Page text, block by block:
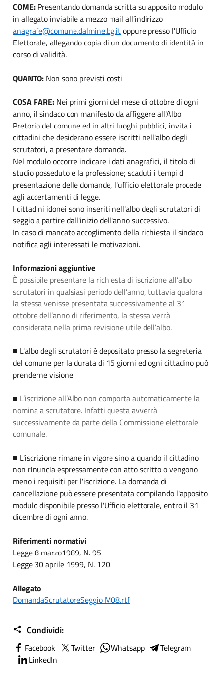
COME: Presentando domanda scritta su apposito modulo
in allegato inviabile a mezzo mail all’indirizzo
anagrafe@comune.dalmine.bg.itoppure presso l'Ufficio
Elettorale, allegando copia di un documento di identità in
corso di validità.
QUANTO: Non sono previsti costi
COSA FARE: Nei primi giorni del mese di ottobre di ogni
anno, il sindaco con manifesto da affiggere all'Albo
Pretorio del comune ed in altri luoghi pubblici, invita i
cittadini che desiderano essere iscritti nell'albo degli
scrutatori, a presentare domanda.
Nel modulo occorre indicare i dati anagrafici, il titolo di
studio posseduto e la professione; scaduti i tempi di
presentazione delle domande, l'ufficio elettorale procede
agli accertamenti di legge.
I cittadini idonei sono inseriti nell'albo degli scrutatori di
seggio a partire dall'inizio dell'anno successivo.
In caso di mancato accoglimento della richiesta il sindaco
notifica agli interessati le motivazioni.
Informazioni aggiuntive
È possibile presentare la richiesta di iscrizione all’albo
scrutatori in qualsiasi periodo dell’anno, tuttavia qualora
la stessa venisse presentata successivamente al 31
ottobre dell’anno di riferimento, la stessa verrà
considerata nella prima revisione utile dell’albo.
■ L'albo degli scrutatori è depositato presso la segreteria
del comune per la durata di 15 giorni ed ogni cittadino può
prenderne visione.
■ L’iscrizione all’Albo non comporta automaticamente la
nomina a scrutatore. Infatti questa avverrà
successivamente da parte della Commissione elettorale
comunale.
■ L'iscrizione rimane in vigore sino a quando il cittadino
non rinuncia espressamente con atto scritto o vengono
meno i requisiti per l'iscrizione. La domanda di
cancellazione può essere presentata compilando l'apposito
modulo disponibile presso l'Ufficio elettorale, entro il 31
dicembre di ogni anno.
Riferimenti normativi
Legge 8 marzo1989, N. 95
Legge 30 aprile 1999, N. 120
Allegato
DomandaScrutatoreSeggio M08.rtf
Condividi:
Facebook Twitter Whatsapp
Telegram
LinkedIn